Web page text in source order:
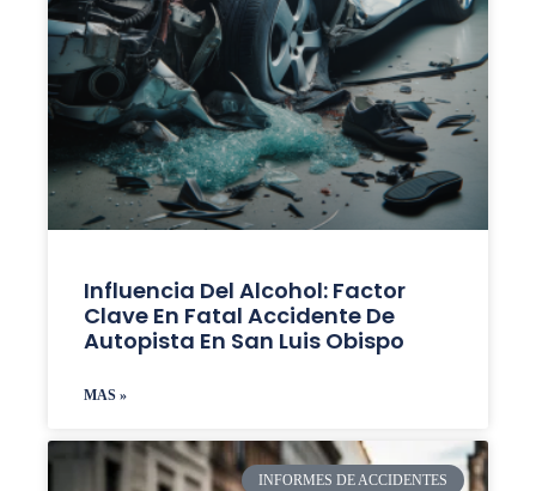
Influencia Del Alcohol: Factor
Clave En Fatal Accidente De
Autopista En San Luis Obispo
MAS »
INFORMES DE ACCIDENTES